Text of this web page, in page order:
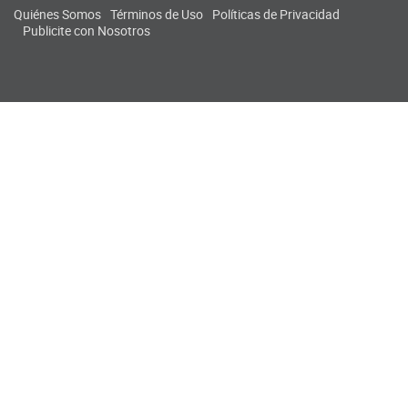
Quiénes Somos Términos de Uso Políticas de Privacidad
Publicite con Nosotros